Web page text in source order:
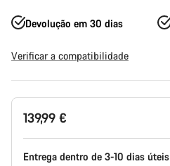
Devolução em 30 dias
Verificar a compatibilidade
Configuração
139,99 €
Entrega dentro de 3-10 dias úteis